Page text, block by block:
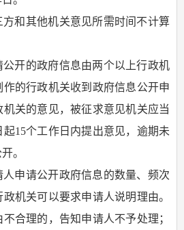
和其他机关意见所需时间不计算
开的政府信息由两个以上行政机
的行政机关收到政府信息公开申
关的意见，被征求意见机关应当
15个工作日内提出意见，逾期未
。
申请公开政府信息的数量、频次
机关可以要求申请人说明理由。
合理的，告知申请人不予处理；